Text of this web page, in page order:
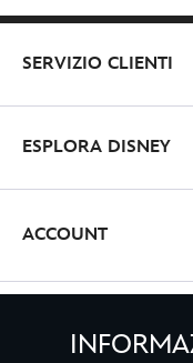
SERVIZIO CLIENTI
ESPLORA DISNEY
ACCOUNT